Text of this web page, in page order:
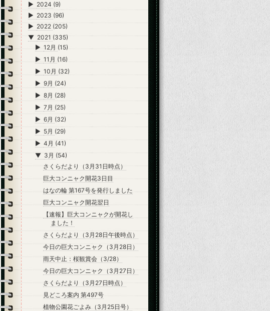
► 2024 (9)
► 2023 (96)
► 2022 (205)
▼ 2021 (335)
►12月 (15)
►11月 (16)
►10月 (32)
►9月 (24)
►8月 (28)
►7月 (25)
►6月 (32)
► 5月 (29)
►4月 (41)
▼ 3月 (54)
さくらだより（3月31日時点）
巨大コンニャク開花3日目
はなの輪 第167号を発行しました
巨大コンニャク開花翌日
【速報】巨大コンニャクが開花し
ました！
さくらだより（3月28日午後時点）
今日の巨大コンニャク（3月28日）
雨天中止：桜観賞会（3/28）
今日の巨大コンニャク（3月27日）
さくらだより（3月27日時点）
見どころ案内 第497号
植物公園花ごよみ（3月25日号）